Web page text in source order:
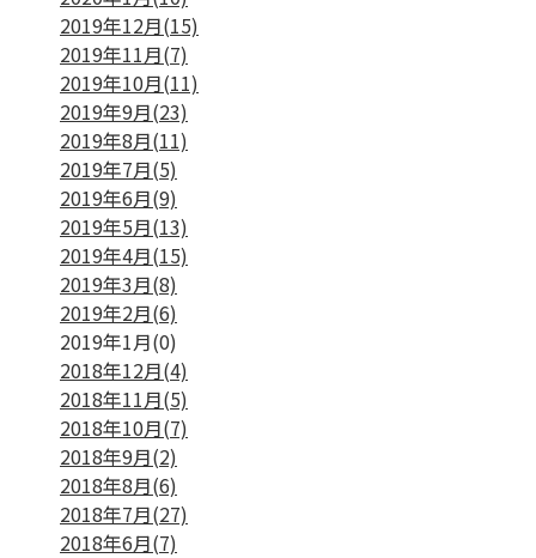
2019年12月(15)
2019年11月(7)
2019年10月(11)
2019年9月(23)
2019年8月(11)
2019年7月(5)
2019年6月(9)
2019年5月(13)
2019年4月(15)
2019年3月(8)
2019年2月(6)
2019年1月(0)
2018年12月(4)
2018年11月(5)
2018年10月(7)
2018年9月(2)
2018年8月(6)
2018年7月(27)
2018年6月(7)